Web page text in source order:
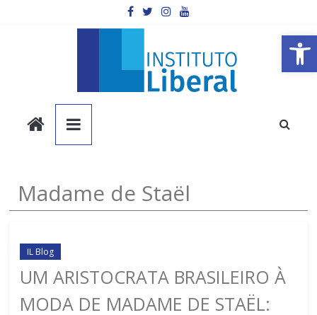
Barra de Ferramentas Aberta
Instituto
Liberal
Você
é
mais
importante
da
sociedade.
Madame de Staël
IL Blog
UM ARISTOCRATA BRASILEIRO À
MODA DE MADAME DE STAËL: